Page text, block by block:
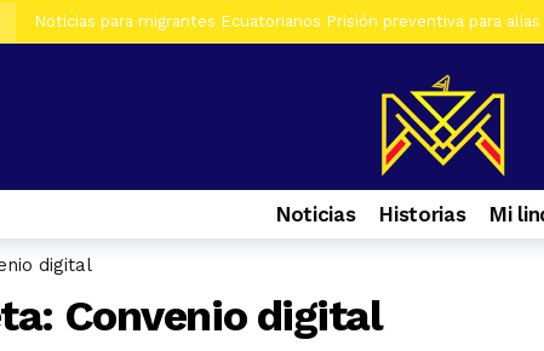
Noticias para migrantes Ecuatorianos Prisión preventiva para
Noticias para migrantes Ecuatorianos Al menos 7 heridos por
Noticias para migrantes Ecuatorianos Cinco farmacias
Noticias para migrantes Ecuatorianos Casa era utilizada para
Noticias para migrantes Ecuatorianos Selva Eterna, el santuario
Noticias Historias Mi
digital
Convenio digital